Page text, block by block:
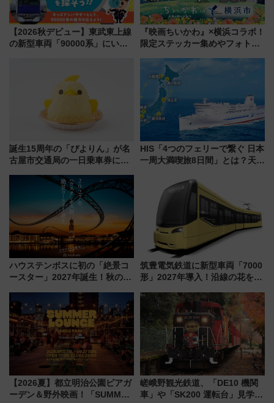
【2026秋デビュー】東武東上線
の新型車両「90000系」にいち
サダーになろう
『映画ちいかわ』×横浜コラボ！
限定ステッカー集めやフォトス
いを満喫しよう（花火鑑賞会応
募は7/12まで！）
誕生15周年の「ぴよりん」が名
古屋市交通局の一日乗車券に！
定1万5000枚】
HIS「4つのフェリーで繋ぐ 日本
一周大満喫旅8日間」とは？天橋
の絶景＆限定グルメを網羅！煩
雑な手続きも不要でお手軽に楽
しめるプランが登場
ハウステンボスに初の「絶景コ
ースター」2027年誕生！秋の
ろも一挙紹介
筑豊電気鉄道に新型車両「7000
形」2027年導入！沿線の花をイ
内は落ち着いたゆとりある空間
【2026夏】都立明治公園ビアガ
ーデン＆野外映画！「SUMMER
嵯峨野観光鉄道、「DE10 機関
車」や「SK200 運転台」見学ツ